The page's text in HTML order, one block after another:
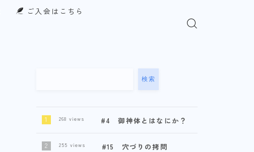
ご入会はこちら
検索
#4 御神体とはなにか？
268 views
#15 穴づりの拷問
255 views